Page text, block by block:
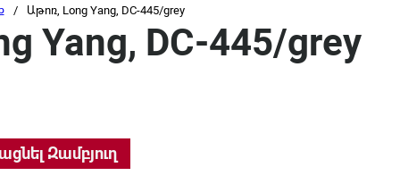
/ Աթոռ, Long Yang, DC-445/grey
Yang, DC-445/grey
grey quantity
Զամբյուղ